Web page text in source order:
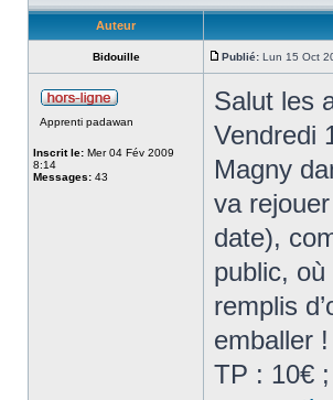
Auteur
Bidouille Publié: Lun 15 Oct
Apprenti padawan
Inscrit le: Mer 04 Fév 2009
8:14
Messages: 43
Salut les
Vendredi
Magny
va
date),
public, où
remplis
emballer !
TP : 10€